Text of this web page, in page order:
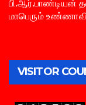
பி.ஆர்.பாண்டியன்
மாபெரும்
VISITOR